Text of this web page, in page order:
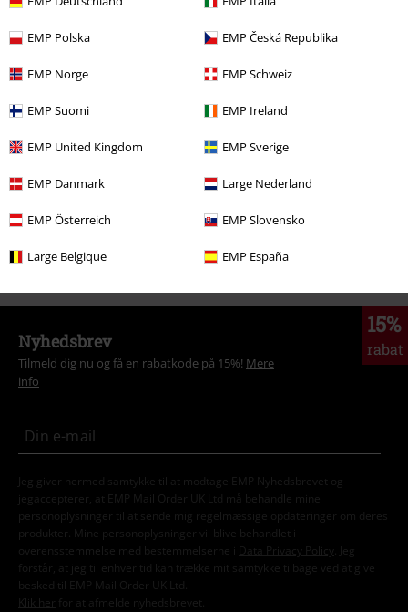
EMP Polska EMP Česká Republika
EMP Norge EMP Schweiz
EMP Suomi EMP Ireland
EMP United Kingdom EMP Sverige
EMP Danmark Large Nederland
EMP Österreich EMP Slovensko
Large Belgique EMP España
More categories. More options.
15%
rabat
Nyhedsbrev
Tilmeld dig nu og få en rabatkode på 15%! Mere
info
Jeg giver hermed samtykke til at modtage EMP Nyhedsbrevet og
jegaccepterer, at EMP Mail Order UK Ltd må behandle mine
personoplysninger til at sende mig regelmæssige opdateringer om deres
produkter. Mine personoplysninger vil blive behandlet i
overensstemmelse med bestemmelserne i
Data Privacy Policy
. Jeg
forstår, at jeg til enhver tid kan trække mit samtykke tilbage ved at give
besked til EMP Mail Order UK Ltd.
Klik her
for at afmelde nyhedsbrevet.